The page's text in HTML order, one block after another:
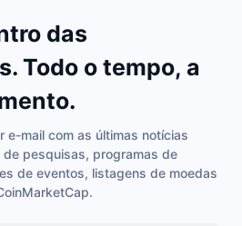
das
Todo o tempo, a
e-mail com as últimas notícias
pesquisas, programas de
de eventos, listagens de moedas